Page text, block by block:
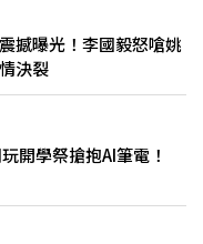
撼曝光！李國毅怒嗆姚
決裂
開學祭搶抱AI筆電！